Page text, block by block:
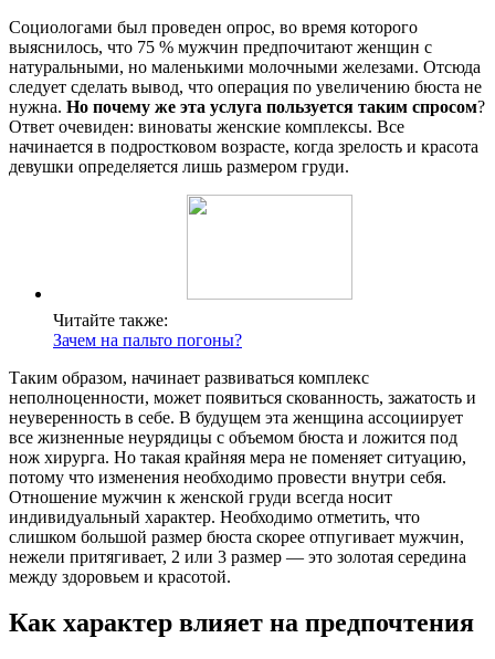
Социологами был проведен опрос, во время которого
выяснилось, что 75 % мужчин предпочитают женщин с
натуральными, но маленькими молочными железами. Отсюда
следует сделать вывод, что операция по увеличению бюста не
нужна. Но почему же эта услуга пользуется таким спросом?
Ответ очевиден: виноваты женские комплексы. Все
начинается в подростковом возрасте, когда зрелость и красота
девушки определяется лишь размером груди.
Читайте также:
Зачем на пальто погоны?
Таким образом, начинает развиваться комплекс
неполноценности, может появиться скованность, зажатость и
неуверенность в себе. В будущем эта женщина ассоциирует
все жизненные неурядицы с объемом бюста и ложится под
нож хирурга. Но такая крайняя мера не поменяет ситуацию,
потому что изменения необходимо провести внутри себя.
Отношение мужчин к женской груди всегда носит
индивидуальный характер. Необходимо отметить, что
слишком большой размер бюста скорее отпугивает мужчин,
нежели притягивает, 2 или 3 размер — это золотая середина
между здоровьем и красотой.
Как характер влияет на предпочтения